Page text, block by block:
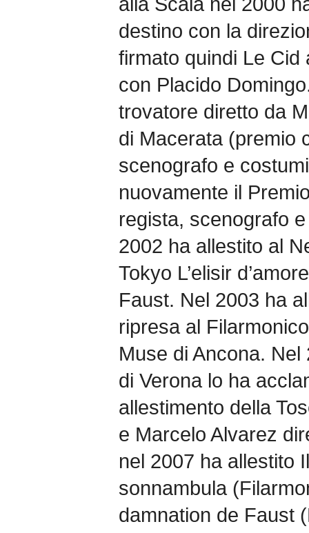
destino con la
firmato quindi Le Cid
con Placido
trovatore diretto da
di Macerata (premio
scenografo e
nuovamente il
regista, scenografo
2002 ha allestito al
Tokyo L’elisir
Faust. Nel 2003 ha
ripresa al
Muse di Ancona. Nel
di Verona lo ha
allestimento della
e Marcelo Alvarez
nel 2007 ha allestito
sonnambula
damnation de Faust